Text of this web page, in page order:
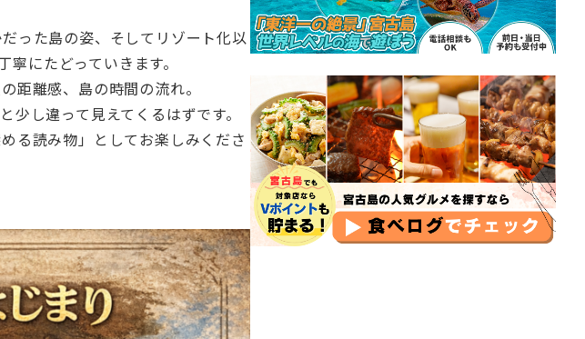
った島の姿、そしてリゾート化以
にたどっていきます。
距離感、島の時間の流れ。
し違って見えてくるはずです。
る読み物」としてお楽しみくださ